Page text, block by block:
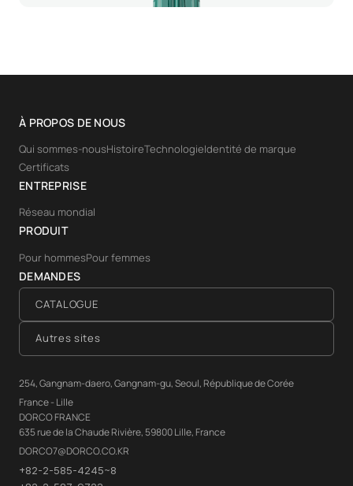
À PROPOS DE NOUS
Qui sommes-nousHistoireTechnologieIdentité de marque
Certificats
ENTREPRISE
Réseau mondial
PRODUIT
Pour hommesPour femmes
DEMANDES
CATALOGUE
Autres sites
254, Gangnam-daero, Gangnam-gu, Seoul, République de Corée
France - Lille
DORCO FRANCE
635 rue de la Chaude Rivière, 59800 Lille, France
DORCO7@DORCO.CO.KR
+82-2-585-4245~8